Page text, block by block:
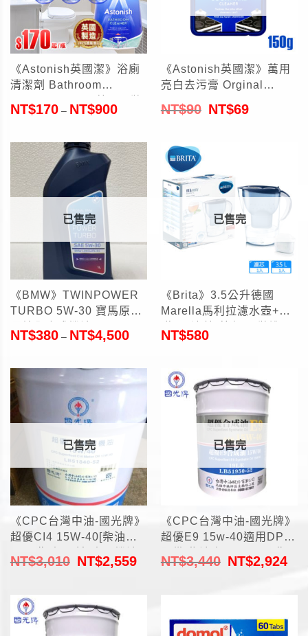
《Astonish英國潔》浴廁
清潔劑 Bathroom
Cleaner 750ml(英國原裝
進口)
NT$170– NT$900
《Astonish英國潔》萬用
亮白去污膏 Orginal
Oven&Cookware
Cleaner 150g(英國原裝
NT$90 NT$69
已售完
《BMW》TWINPOWER
TURBO 5W-30 寶馬原廠
長效全合成機油 1L
NT$380– NT$4,500
已售完
《Brita》3.5公升德國
Marella馬利拉濾水壺+附
贈1顆濾芯-藍色(原裝進口)
NT$580
已售完
《CPC台灣中油-國光牌》
超優CI4 15W-40[柴油車
用-四期車,堅達]車用機油
19L(台灣製造)
NT$3,010 NT$2,559
已售完
《CPC台灣中油-國光牌》
超優E9 15w-40適用DPF
配備[柴油車用-CJ4-五期
車]合成機油19L(台灣製
NT$3,440 NT$2,924